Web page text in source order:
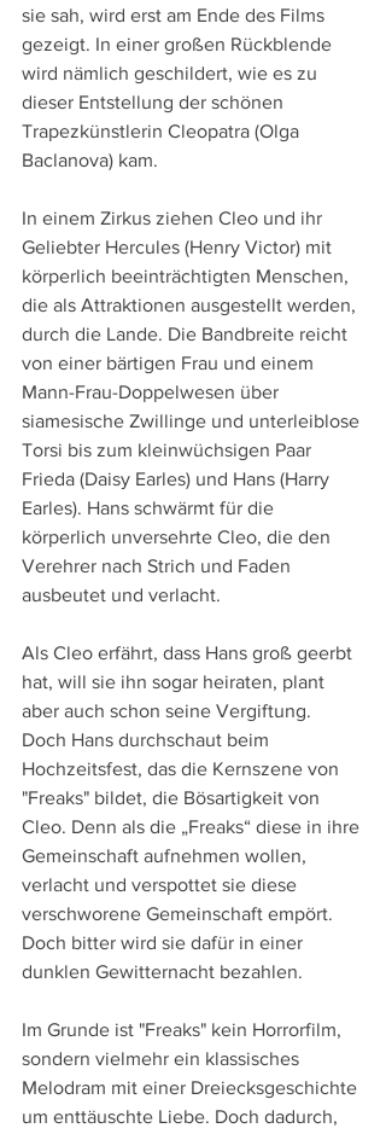
sie sah, wird erst am Ende des Films
gezeigt. In einer großen Rückblende
wird nämlich geschildert, wie es zu
dieser Entstellung der schönen
Trapezkünstlerin Cleopatra (Olga
Baclanova) kam.
In einem Zirkus ziehen Cleo und ihr
Geliebter Hercules (Henry Victor) mit
körperlich beeinträchtigten Menschen,
die als Attraktionen ausgestellt werden,
durch die Lande. Die Bandbreite reicht
von einer bärtigen Frau und einem
Mann-Frau-Doppelwesen über
siamesische Zwillinge und unterleiblose
Torsi bis zum kleinwüchsigen Paar
Frieda (Daisy Earles) und Hans (Harry
Earles). Hans schwärmt für die
körperlich unversehrte Cleo, die den
Verehrer nach Strich und Faden
ausbeutet und verlacht.
Als Cleo erfährt, dass Hans groß geerbt
hat, will sie ihn sogar heiraten, plant
aber auch schon seine Vergiftung.
Doch Hans durchschaut beim
Hochzeitsfest, das die Kernszene von
"Freaks" bildet, die Bösartigkeit von
Cleo. Denn als die „Freaks“ diese in ihre
Gemeinschaft aufnehmen wollen,
verlacht und verspottet sie diese
verschworene Gemeinschaft empört.
Doch bitter wird sie dafür in einer
dunklen Gewitternacht bezahlen.
Im Grunde ist "Freaks" kein Horrorfilm,
sondern vielmehr ein klassisches
Melodram mit einer Dreiecksgeschichte
um enttäuschte Liebe. Doch dadurch,